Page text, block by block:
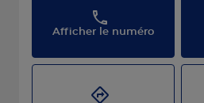
Afficher le numéro